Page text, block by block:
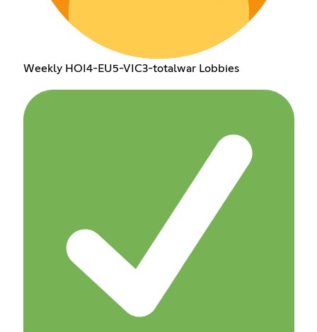
Weekly HOI4-EU5-VIC3-totalwar Lobbies